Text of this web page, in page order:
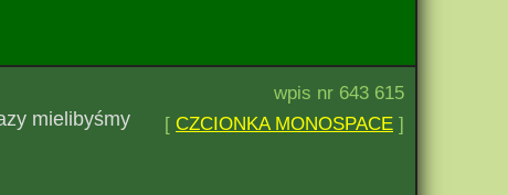
wpis nr 643 615
[ CZCIONKA MONOSPACE ]
mielibyśmy